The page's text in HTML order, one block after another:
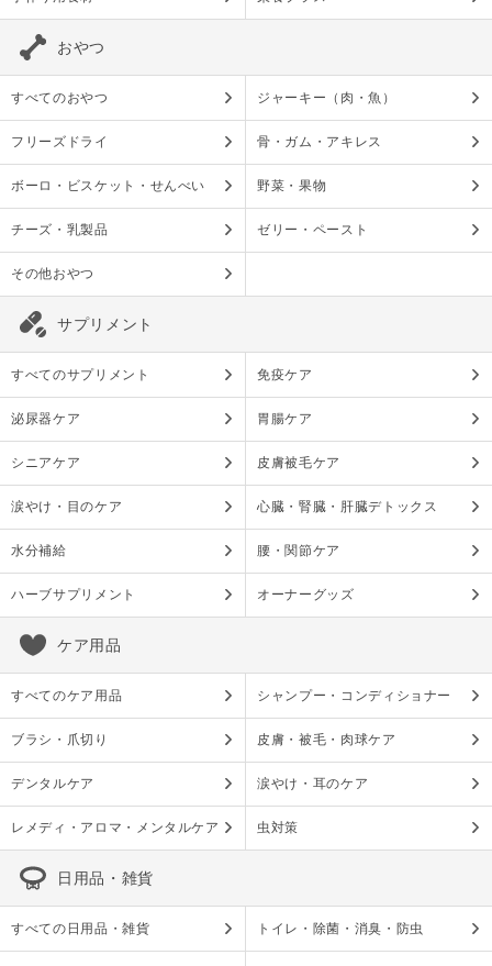
おやつ
すべてのおやつ ジャーキー（肉・魚）
フリーズドライ 骨・ガム・アキレス
ボーロ・ビスケット・せんべい 野菜・果物
チーズ・乳製品 ゼリー・ペースト
その他おやつ
サプリメント
すべてのサプリメント 免疫ケア
泌尿器ケア 胃腸ケア
シニアケア 皮膚被毛ケア
涙やけ・目のケア 心臓・腎臓・肝臓デトックス
水分補給 腰・関節ケア
ハーブサプリメント オーナーグッズ
ケア用品
すべてのケア用品 シャンプー・コンディショナー
ブラシ・爪切り 皮膚・被毛・肉球ケア
デンタルケア 涙やけ・耳のケア
レメディ・アロマ・メンタルケア 虫対策
日用品・雑貨
すべての日用品・雑貨 トイレ・除菌・消臭・防虫